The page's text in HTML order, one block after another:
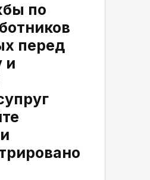
по
перед
и